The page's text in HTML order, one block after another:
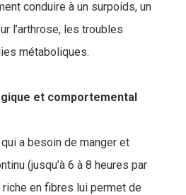
conduire à un surpoids, un
l’arthrose, les troubles
métaboliques.
et comportemental
a besoin de manger et
(jusqu’à 6 à 8 heures par
riche en fibres lui permet de